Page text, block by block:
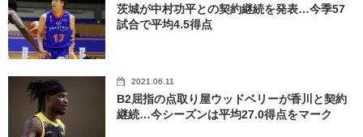
茨城が中村功平との契約継続を発表…今季57
試合で平均4.5得点
2021.06.11
B2屈指の点取り屋ウッドベリーが香川と契約
継続…今シーズンは平均27.0得点をマーク